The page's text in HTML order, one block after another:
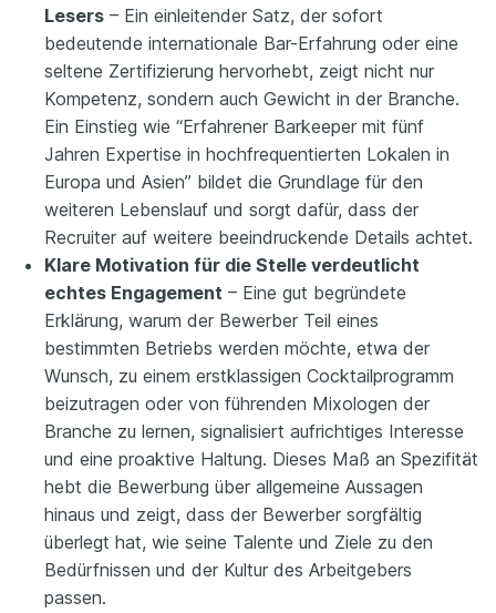
Lesers – Ein einleitender Satz, der sofort
bedeutende internationale Bar-Erfahrung oder eine
seltene Zertifizierung hervorhebt, zeigt nicht nur
Kompetenz, sondern auch Gewicht in der Branche.
Ein Einstieg wie “Erfahrener Barkeeper mit fünf
Jahren Expertise in hochfrequentierten Lokalen in
Europa und Asien” bildet die Grundlage für den
weiteren Lebenslauf und sorgt dafür, dass der
Recruiter auf weitere beeindruckende Details achtet.
Klare Motivation für die Stelle verdeutlicht
echtes Engagement – Eine gut begründete
Erklärung, warum der Bewerber Teil eines
bestimmten Betriebs werden möchte, etwa der
Wunsch, zu einem erstklassigen Cocktailprogramm
beizutragen oder von führenden Mixologen der
Branche zu lernen, signalisiert aufrichtiges Interesse
und eine proaktive Haltung. Dieses Maß an Spezifität
hebt die Bewerbung über allgemeine Aussagen
hinaus und zeigt, dass der Bewerber sorgfältig
überlegt hat, wie seine Talente und Ziele zu den
Bedürfnissen und der Kultur des Arbeitgebers
passen.